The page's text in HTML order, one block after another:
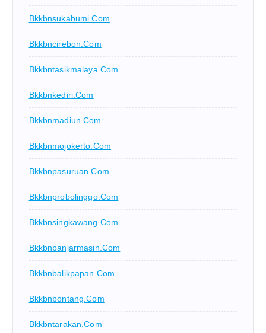
Bkkbnsukabumi.com
Bkkbncirebon.com
Bkkbntasikmalaya.com
Bkkbnkediri.com
Bkkbnmadiun.com
Bkkbnmojokerto.com
Bkkbnpasuruan.com
Bkkbnprobolinggo.com
Bkkbnsingkawang.com
Bkkbnbanjarmasin.com
Bkkbnbalikpapan.com
Bkkbnbontang.com
Bkkbntarakan.com